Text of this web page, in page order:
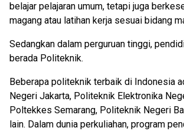
belajar pelajaran umum, tetapi juga
magang atau latihan kerja sesuai bidang
Sedangkan dalam perguruan tinggi,
berada Politeknik.
Beberapa politeknik terbaik di Indonesia
Negeri Jakarta, Politeknik Elektronika
Poltekkes Semarang, Politeknik Negeri
lain. Dalam dunia perkuliahan, program